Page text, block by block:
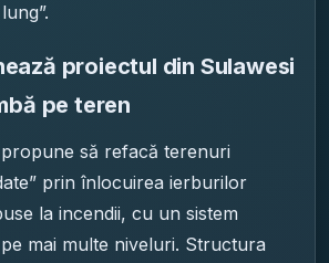
proiectul din Sulawesi
pe teren
să refacă terenuri
prin înlocuirea ierburilor
la incendii, cu un sistem
mai multe niveluri. Structura